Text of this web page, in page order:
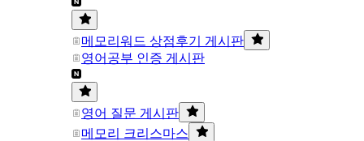
메모리워드 상점후기 게시판
영어공부 인증 게시판
영어 질문 게시판
메모리 크리스마스